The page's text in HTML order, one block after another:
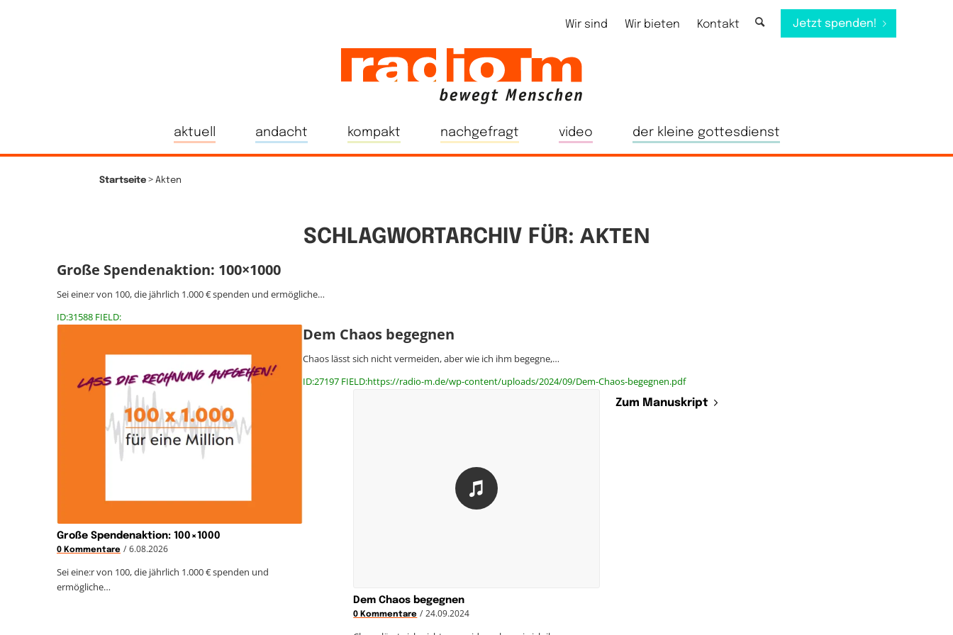
Wir sind Wir bieten Kontakt Jetzt spenden!
aktuell andacht kompakt nachgefragt video der kleine gottesdienst
Startseite > Akten
SCHLAGWORTARCHIV FÜR: AKTEN
Große Spendenaktion: 100×1000
Sei eine:r von 100, die jährlich 1.000 € spenden und ermögliche…
ID:31588 FIELD:
Große Spendenaktion: 100×1000
0 Kommentare / 6.08.2026
Sei eine:r von 100, die jährlich 1.000 € spenden und
ermögliche…
Dem Chaos begegnen
Chaos lässt sich nicht vermeiden, aber wie ich ihm begegne,…
ID:27197 FIELD:https://radio-m.de/wp-content/uploads/2024/09/Dem-Chaos-begegnen.pdf
Zum Manuskript
Dem Chaos begegnen
0 Kommentare / 24.09.2024